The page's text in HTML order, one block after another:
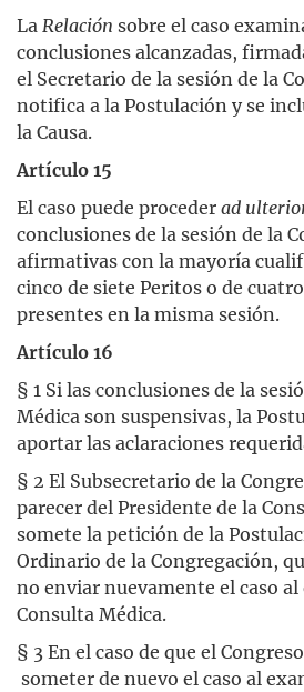
La Relación sobre el caso
conclusiones alcanzadas,
el Secretario de la sesión de la
notifica a la Postulación y se
la Causa.
Artículo 15
El caso puede procederad
conclusiones de la sesión de la
afirmativas con la mayoría
cinco de siete Peritos o de
presentes en la misma sesión.
Artículo 16
§ 1 Si las conclusiones de la
Médica son suspensivas, la
aportar las aclaraciones
§ 2 El Subsecretario de la
parecer del Presidente de la
somete la petición de la
Ordinario de la Congregación,
no enviar nuevamente el caso al
Consulta Médica.
§ 3 En el caso de que el
someter de nuevo el caso al